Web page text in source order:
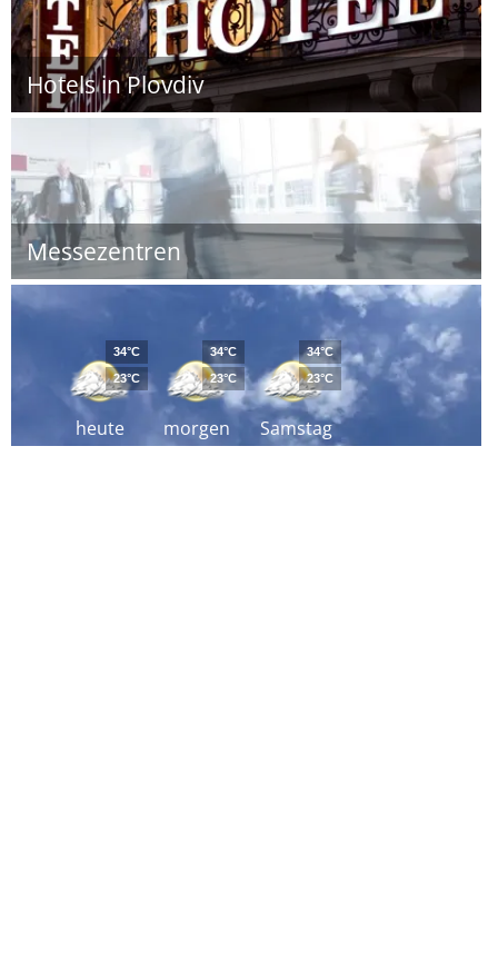
Hotels in Plovdiv
Messezentren
heute
34°C
23°C
morgen
34°C
23°C
Samstag
34°C
23°C